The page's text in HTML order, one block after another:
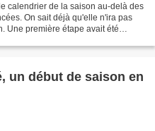
calendrier de la saison au-delà des
On sait déjà qu'elle n'ira pas
Une première étape avait été
un début de saison en